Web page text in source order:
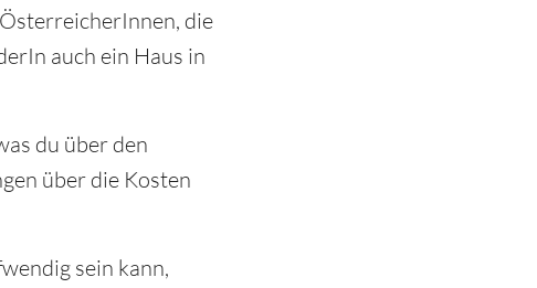
die
auch ein Haus in
du über den
über die Kosten
sein kann,